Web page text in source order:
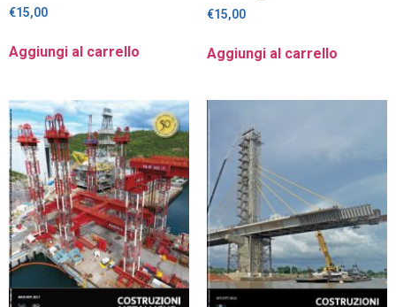
€15,00
Aggiungi al carrello
€15,00
Aggiungi al carrello